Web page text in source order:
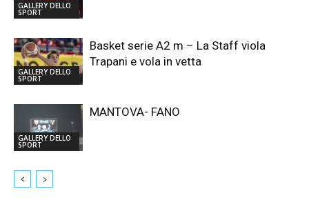
GALLERY DELLO
SPORT
GALLERY DELLO
SPORT
Basket serie A2 m – La Staff viola
Trapani e vola in vetta
GALLERY DELLO
SPORT
MANTOVA- FANO